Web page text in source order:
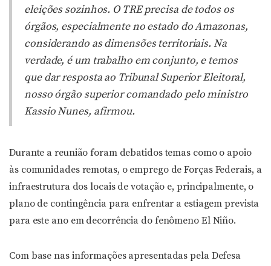
eleições sozinhos. O TRE precisa de todos os
órgãos, especialmente no estado do Amazonas,
considerando as dimensões territoriais. Na
verdade, é um trabalho em conjunto, e temos
que dar resposta ao Tribunal Superior Eleitoral,
nosso órgão superior comandado pelo ministro
Kassio Nunes, afirmou.
Durante a reunião foram debatidos temas como o apoio
às comunidades remotas, o emprego de Forças Federais, a
infraestrutura dos locais de votação e, principalmente, o
plano de contingência para enfrentar a estiagem prevista
para este ano em decorrência do fenômeno El Niño.
Com base nas informações apresentadas pela Defesa